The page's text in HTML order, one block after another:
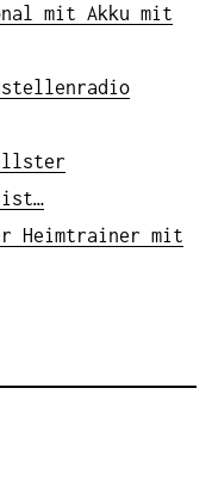
mit Akku mit
ist…
Heimtrainer mit